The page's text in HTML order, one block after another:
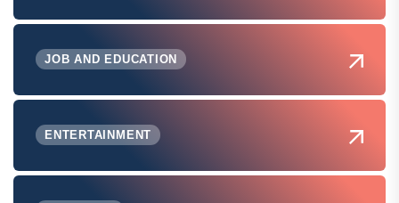
JOB AND EDUCATION
ENTERTAINMENT